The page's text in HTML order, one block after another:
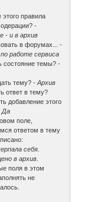
этого правила
-
- и в архив
в форумах... -
работе сервиса
состояние темы? -
тему? -Архив
ответ в тему?
добавление этого
Да
поле,
ответом в тему
себя.
в архив.
поля в этом
не